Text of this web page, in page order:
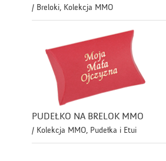
/ Breloki, Kolekcja MMO
PUDEŁKO NA BRELOK MMO
/ Kolekcja MMO, Pudełka i Etui